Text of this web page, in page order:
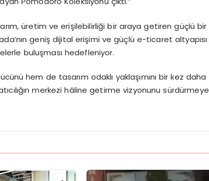
üretim ve erişilebilirliği bir araya getiren güçlü bir
geniş dijital erişimi ve güçlü e-ticaret altyapısı
buluşması hedefleniyor.
hem de tasarım odaklı yaklaşımını bir kez daha
merkezi hâline getirme vizyonunu sürdürmeye